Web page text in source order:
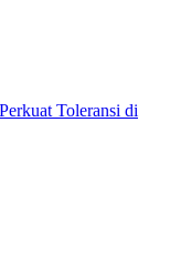
Toleransi di